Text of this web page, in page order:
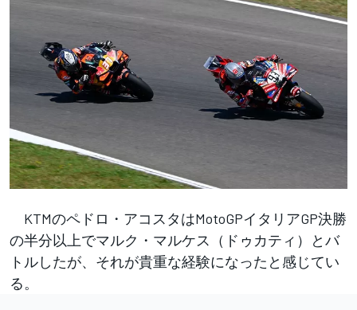
KTMのペドロ・アコスタはMotoGPイタリアGP決勝
の半分以上でマルク・マルケス（ドゥカティ）とバ
トルしたが、それが貴重な経験になったと感じてい
る。